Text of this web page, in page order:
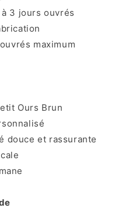
à 3 jours ouvrés
maximum
Ours Brun
douce et rassurante